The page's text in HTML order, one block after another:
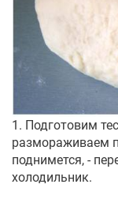
1. Подготовим
размораживаем
поднимется, -
холодильник.